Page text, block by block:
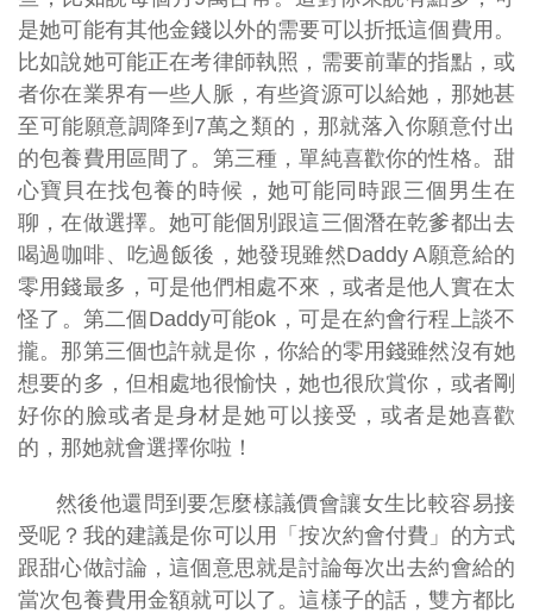
是她可能有其他金錢以外的需要可以折抵這個費用。
比如說她可能正在考律師執照，需要前輩的指點，或
者你在業界有一些人脈，有些資源可以給她，那她甚
至可能願意調降到7萬之類的，那就落入你願意付出
的包養費用區間了。第三種，單純喜歡你的性格。甜
心寶貝在找包養的時候，她可能同時跟三個男生在
聊，在做選擇。她可能個別跟這三個潛在乾爹都出去
喝過咖啡、吃過飯後，她發現雖然Daddy A願意給的
零用錢最多，可是他們相處不來，或者是他人實在太
怪了。第二個Daddy可能ok，可是在約會行程上談不
攏。那第三個也許就是你，你給的零用錢雖然沒有她
想要的多，但相處地很愉快，她也很欣賞你，或者剛
好你的臉或者是身材是她可以接受，或者是她喜歡
的，那她就會選擇你啦！
然後他還問到要怎麼樣議價會讓女生比較容易接
受呢？我的建議是你可以用「按次約會付費」的方式
跟甜心做討論，這個意思就是討論每次出去約會給的
當次包養費用金額就可以了。這樣子的話，雙方都比